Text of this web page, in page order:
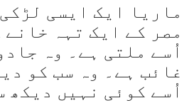
ماریا ایک ایسی
مصر کے ایک تہہ
اُسے ملتی ہے۔ وہ
غائب ہے۔ وہ سب کو
اُسے کوئی نہیں دیکھ